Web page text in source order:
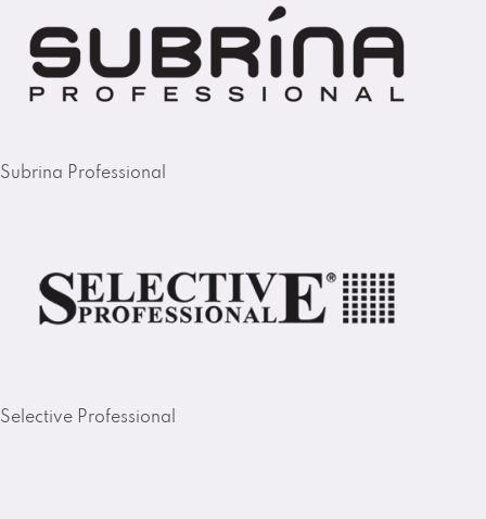
Subrina Professional
Selective Professional